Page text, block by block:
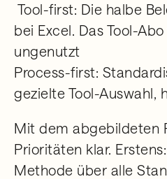
Tool-first: Die halbe
bei Excel. Das Tool-
ungenutzt
Process-first:
gezielte Tool-Auswahl,
Mit dem abgebildeten
Prioritäten klar.
Methode über alle